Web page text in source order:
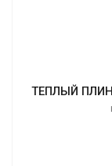
ТЕПЛЫЙ